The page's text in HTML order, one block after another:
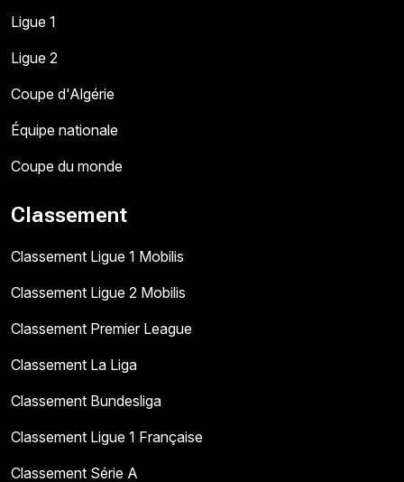
Ligue 1
Ligue 2
Coupe d'Algérie
Équipe nationale
Coupe du monde
Classement
Classement Ligue 1 Mobilis
Classement Ligue 2 Mobilis
Classement Premier League
Classement La Liga
Classement Bundesliga
Classement Ligue 1 Française
Classement Série A